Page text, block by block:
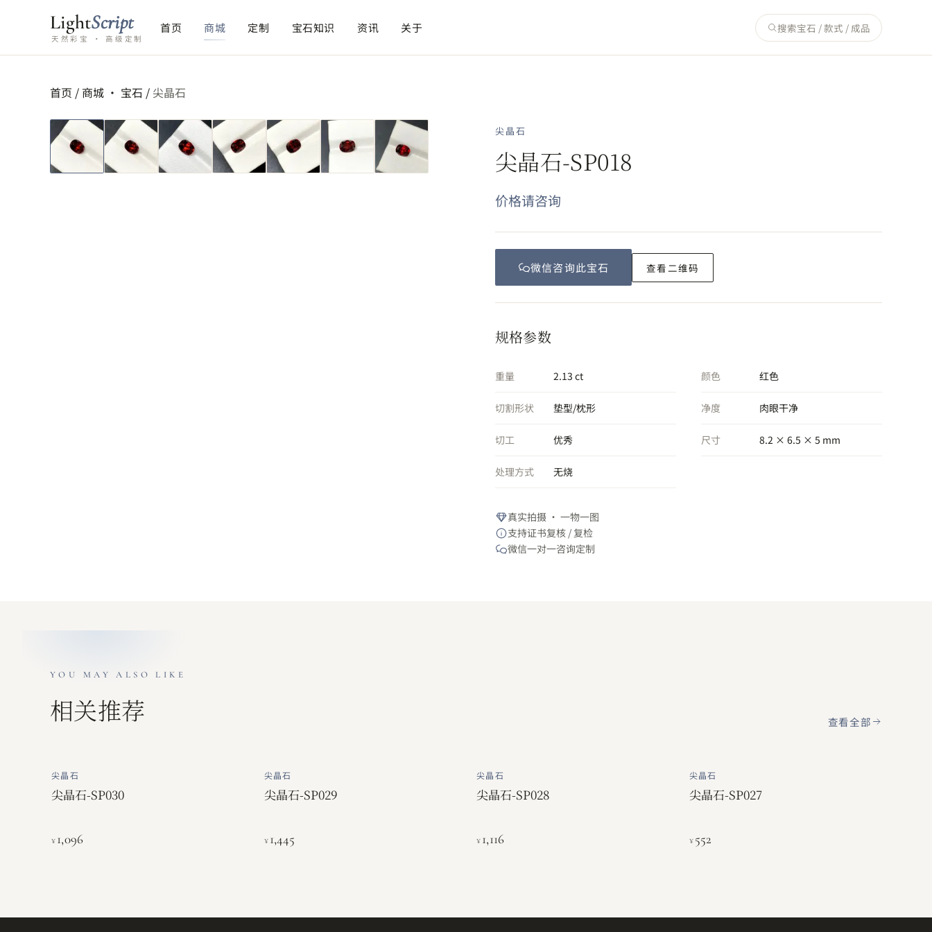
LightScript
天然彩宝 · 高级定制
首页 商城 定制 宝石知识 资讯 关于 搜索宝石 / 款式 / 成品
首页 / 商城 · 宝石 / 尖晶石
尖晶石
尖晶石-SP018
价格请咨询
微信咨询此宝石 查看二维码
规格参数
重量 2.13 ct 颜色 红色
切割形状 垫型/枕形 净度 肉眼干净
切工 优秀 尺寸 8.2 × 6.5 × 5 mm
处理方式 无烧
真实拍摄 · 一物一图
支持证书复核 / 复检
微信一对一咨询定制
YOU MAY ALSO LIKE
相关推荐 查看全部
尖晶石
尖晶石-SP030
¥1,096
尖晶石
尖晶石-SP029
¥ 1,445
尖晶石
尖晶石-SP028
¥1,116
尖晶石
尖晶石-SP027
¥ 552